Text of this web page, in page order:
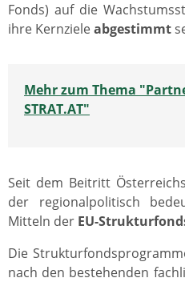
Fonds) auf die
ihre Kernzieleabgestimmt
Mehr zum Thema
STRAT.AT"
Seit dem Beitritt
der regionalpolitisch
Mitteln der EU-
Die
nach den bestehenden